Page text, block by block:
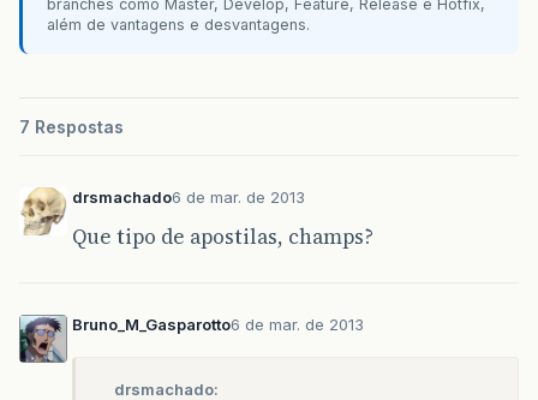
branches como Master, Develop, Feature, Release e Hotfix,
além de vantagens e desvantagens.
7 Respostas
drsmachado6 de mar. de 2013
Que tipo de apostilas, champs?
Bruno_M_Gasparotto6 de mar. de 2013
drsmachado: